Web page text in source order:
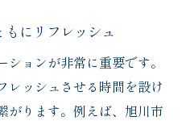
もにリフレッシュ
ョンが非常に重要です。
レッシュさせる時間を設け
がります。例えば、旭川市